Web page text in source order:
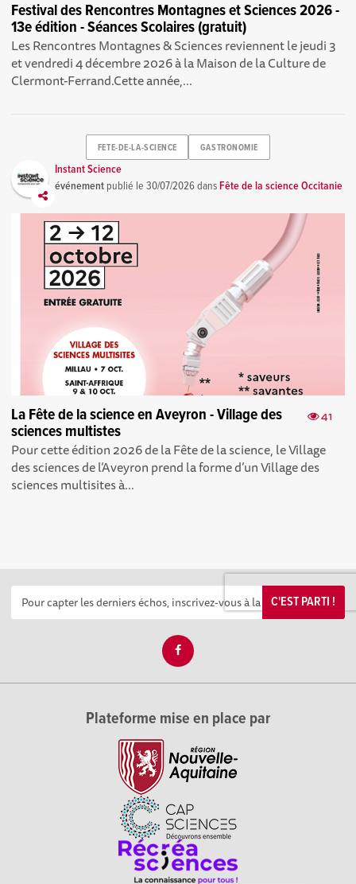
Festival des Rencontres Montagnes et Sciences 2026 -
13e édition - Séances Scolaires (gratuit)
Les Rencontres Montagnes & Sciences reviennent le jeudi 3
et vendredi 4 décembre 2026 à la Maison de la Culture de
Clermont-Ferrand.Cette année,...
FETE-DE-LA-SCIENCE GASTRONOMIE
Instant Science
événement publié le30/07/2026dansFête de la science Occitanie
41
La Fête de la science en Aveyron - Village des
sciences multistes
Pour cette édition 2026 de la Fête de la science, le Village
des sciences de l’Aveyron prend la forme d’un Village des
sciences multisites à...
C'EST PARTI !
Plateforme mise en place par